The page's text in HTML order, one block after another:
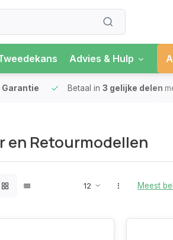
Advies & Hulp
Garantie Betaal in 3 gelijke delen
en Retourmodellen
Meest